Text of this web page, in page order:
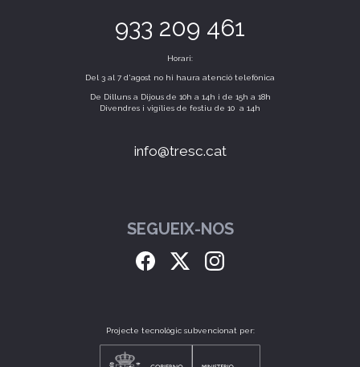
933 209 461
Horari:
Del 3 al 7 d'agost no hi haura atenció telefònica
De Dilluns a Dijous de 10h a 14h i de 15h a 18h
Divendres i vigílies de festiu de 10 a 14h
info@tresc.cat
SEGUEIX-NOS
Projecte tecnològic subvencionat per: